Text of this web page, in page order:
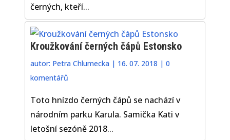
černých, kteří...
Kroužkování černých čápů Estonsko
autor: Petra Chlumecka | 16. 07. 2018 |0
komentářů
Toto hnízdo černých čápů se nachází v
národním parku Karula. Samička Kati v
letošní sezóně 2018...